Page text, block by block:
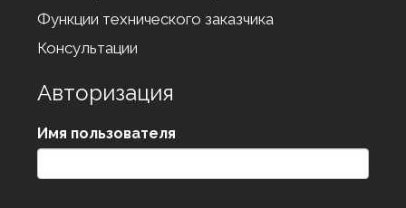
Функции технического заказчика
Консультации
Авторизация
Имя пользователя